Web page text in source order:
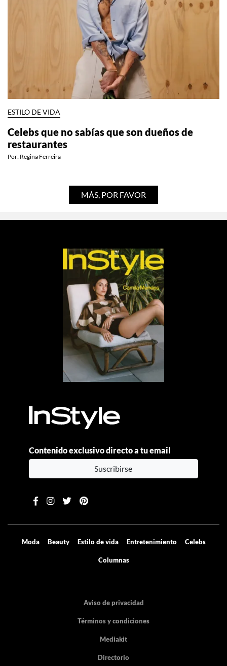
ESTILO DE VIDA
Celebs que no sabías que son dueños de
restaurantes
Por: Regina Ferreira
MÁS, POR FAVOR
Contenido exclusivo directo a tu email
Suscribirse
Moda Beauty Estilo de vida Entretenimiento Celebs
Columnas
Aviso de privacidad
Términos y condiciones
Mediakit
Directorio